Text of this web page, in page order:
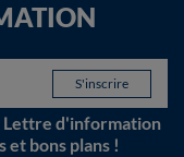
Lettre d'information
et bons plans !